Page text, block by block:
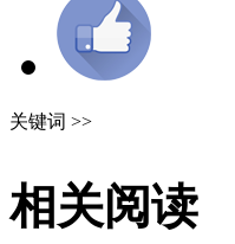
关键词 >>
相关阅读